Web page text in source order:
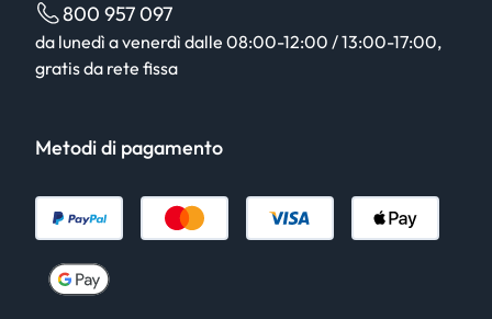
800 957 097
da lunedì a venerdì dalle 08:00-12:00 / 13:00-17:00,
gratis da rete fissa
Metodi di pagamento